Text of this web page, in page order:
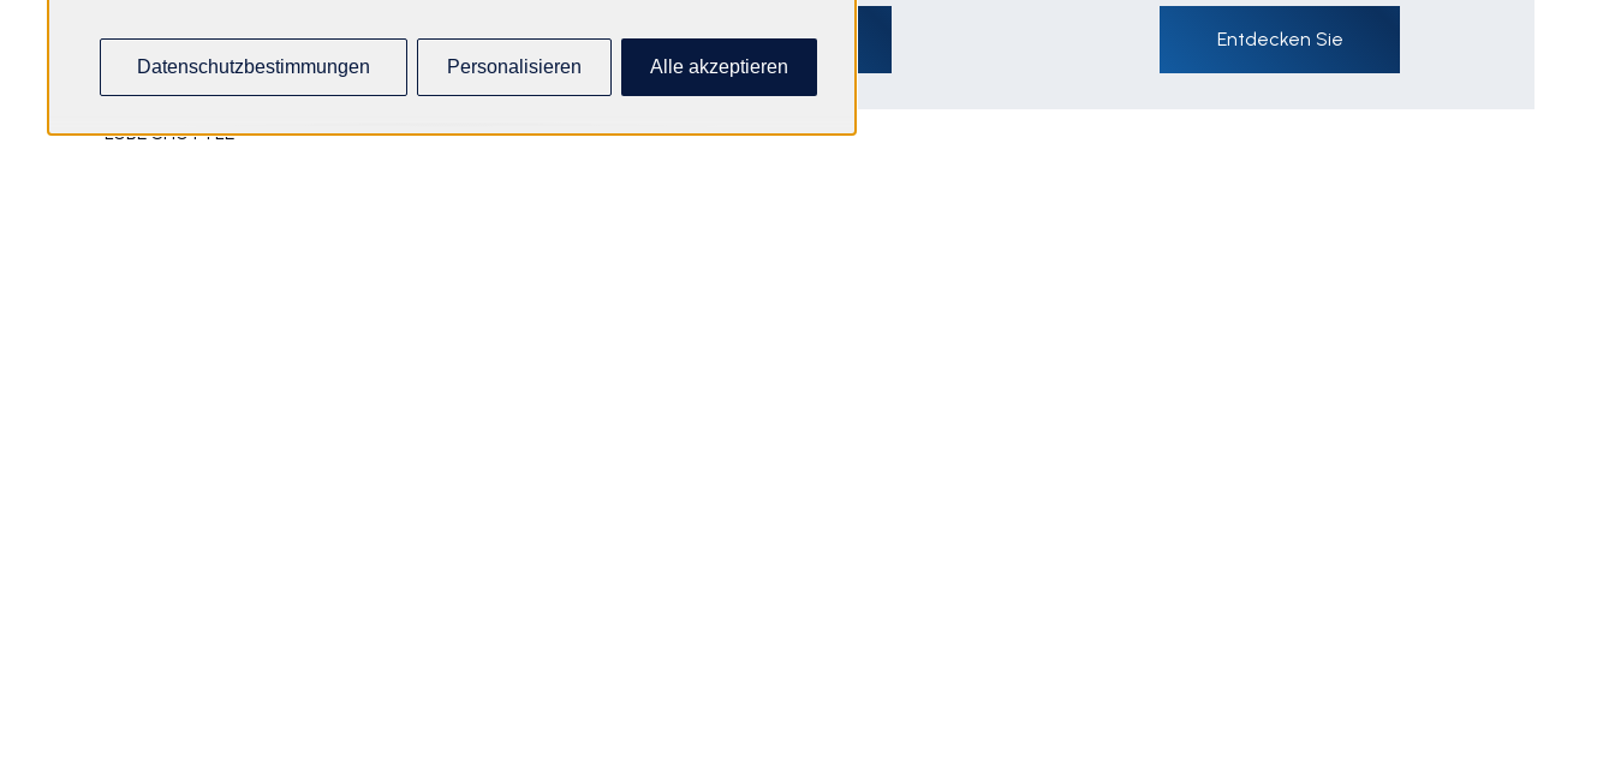
Patronen
PULL - OFF DIN 1284
LUBE SHUTTLE
Entdecken Sie Entdecken Sie
Alle akzeptieren
Personalisieren
Datenschutzbestimmungen